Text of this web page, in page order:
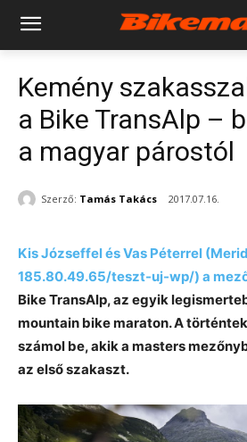
Kemény
a Bike TransAlp –
a magyar párostól
Szerző: Tamás Takács 2017.07.16.
Kis Józseffel és Vas Péterrel
185.80.49.65/teszt-uj-wp/) a
Bike TransAlp, az egyik
mountain bike maraton. A
számol be, akik a masters
az első szakaszt.